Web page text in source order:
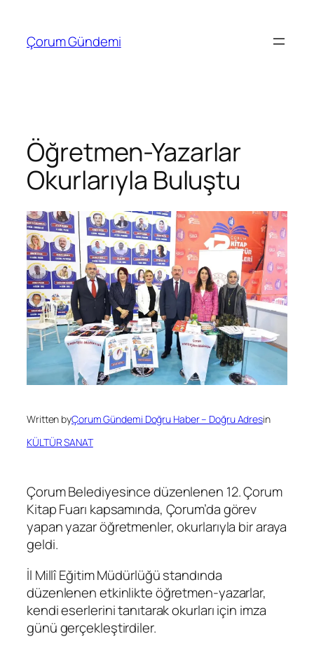
Çorum Gündemi
Öğretmen-Yazarlar
Okurlarıyla Buluştu
Written byÇorum Gündemi Doğru Haber – Doğru Adresin
KÜLTÜR SANAT
Çorum Belediyesince düzenlenen 12. Çorum
Kitap Fuarı kapsamında, Çorum’da görev
yapan yazar öğretmenler, okurlarıyla bir araya
geldi.
İl Millî Eğitim Müdürlüğü standında
düzenlenen etkinlikte öğretmen-yazarlar,
kendi eserlerini tanıtarak okurları için imza
günü gerçekleştirdiler.